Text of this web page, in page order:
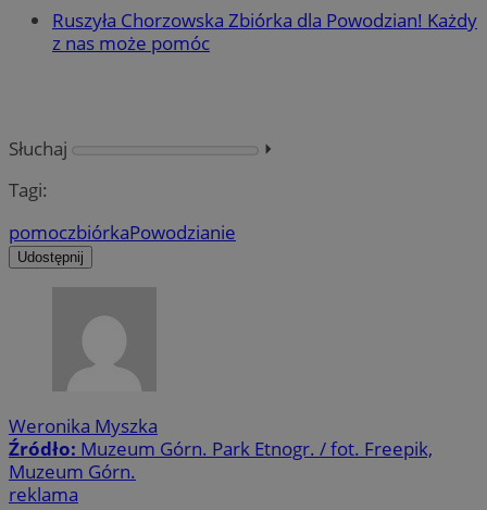
Ruszyła Chorzowska Zbiórka dla Powodzian! Każdy
z nas może pomóc
Słuchaj
⏵︎
Tagi:
pomoczbiórkaPowodzianie
Udostępnij
Weronika Myszka
Źródło: Muzeum Górn. Park Etnogr. / fot. Freepik,
Muzeum Górn.
reklama